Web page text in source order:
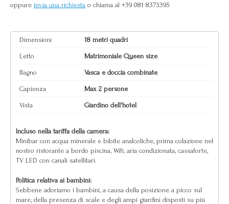
oppure invia una richiesta o chiama al +39 081 8373395
Dimensioni 18 metri quadri
Letto Matrimoniale Queen size
Bagno Vasca e doccia combinate
Capienza Max 2 persone
Vista Giardino dell'hotel
Incluso nella tariffa della camera:
Minibar con acqua minerale e bibite analcoliche, prima colazione nel
nostro ristorante a bordo piscina, Wifi, aria condizionata, cassaforte,
TV LED con canali satellitari.
Politica relativa ai bambini:
Sebbene adoriamo i bambini, a causa della posizione a picco sul
mare, della presenza di scale e degli ampi giardini disposti su più